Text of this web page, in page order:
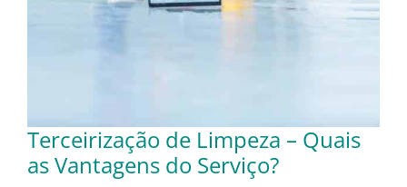
Terceirização de Limpeza – Quais
as Vantagens do Serviço?